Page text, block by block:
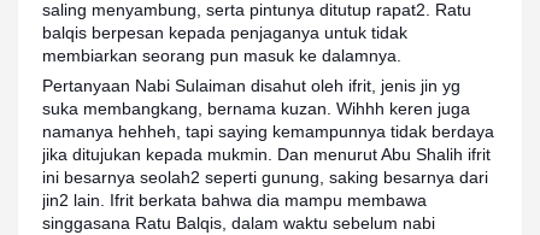
saling menyambung, serta pintunya ditutup rapat2. Ratu
balqis berpesan kepada penjaganya untuk tidak
membiarkan seorang pun masuk ke dalamnya.
Pertanyaan Nabi Sulaiman disahut oleh ifrit, jenis jin yg
suka membangkang, bernama kuzan. Wihhh keren juga
namanya hehheh, tapi saying kemampunnya tidak berdaya
jika ditujukan kepada mukmin. Dan menurut Abu Shalih ifrit
ini besarnya seolah2 seperti gunung, saking besarnya dari
jin2 lain. Ifrit berkata bahwa dia mampu membawa
singgasana Ratu Balqis, dalam waktu sebelum nabi